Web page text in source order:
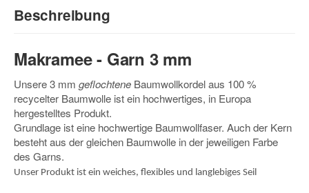
Beschreibung
Makramee - Garn 3 mm
Unsere 3 mm geflochtene Baumwollkordel aus 100 %
recycelter Baumwolle ist ein hochwertiges, in Europa
hergestelltes Produkt.
Grundlage ist eine hochwertige Baumwollfaser. Auch der Kern
besteht aus der gleichen Baumwolle in der jeweiligen Farbe
des Garns.
Unser Produkt ist ein weiches, flexibles und langlebiges Seil